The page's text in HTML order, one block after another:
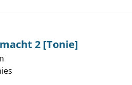
gemacht 2 [Tonie] anzeigen
2 [Tonie]